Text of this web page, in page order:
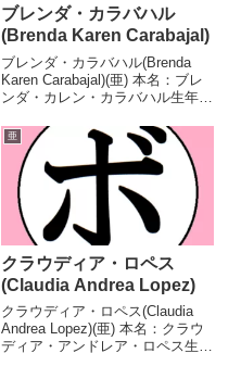
ブレンダ・カラバハル
(Brenda Karen Carabajal)
ブレンダ・カラバハル(Brenda
Karen Carabajal)(亜) 本名：ブレ
ンダ・カレン・カラバハル生年月
績：25戦18勝(9KO)6敗1分 【獲
得タイトル】FABアルゼンチン女
子スーパーフェザー...
亜
クラウディア・ロペス
(Claudia Andrea Lopez)
クラウディア・ロペス(Claudia
Andrea Lopez)(亜) 本名：クラウ
ディア・アンドレア・ロペス生年